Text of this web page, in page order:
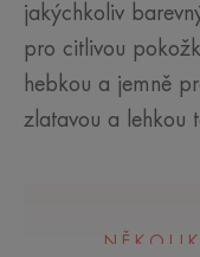
jakýchkoliv
pro citlivou
hebkou a jemně
zlatavou a lehkou